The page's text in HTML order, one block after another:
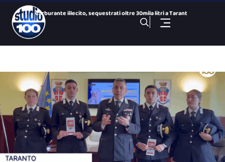
Carburante illecito, sequestrati oltre 30mila litri a Tarant
100 Storie: il meglio. Don Pino Calamo, Kassoum Kone, Andrea
Giochi del Mediterraneo: Conto alla Rovescia, puntata del 10
Festival del Cabaret, “Around Martina” anticipa il trent
100 NOTIZIE, TG SPORTIVO DEL 10 Agosto 2026. SS Taranto e ca
100 NOTIZIE, TG H 14:00 DEL 10 Agosto 2026. Ex Ilva, consegn
Morti sul lavoro, Taranto è la terza provincia italiana per
Consegnato il nuovo stadio “Renzino Paradiso” a
100 NOTIZIE, TG H 19:30 DEL 10 Agosto 2026. Ex Ilva, consegn